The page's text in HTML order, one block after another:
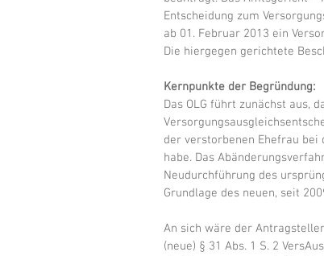
Entscheidung zum
ab 01. Februar 2013 ein
Die hiergegen gerichtete
Kernpunkte der Begründung:
Das OLG führt zunächst aus,
der verstorbenen Ehefrau bei
habe. Das
Neudurchführung des
Grundlage des neuen, seit
An sich wäre der
(neue) § 31 Abs. 1 S. 2